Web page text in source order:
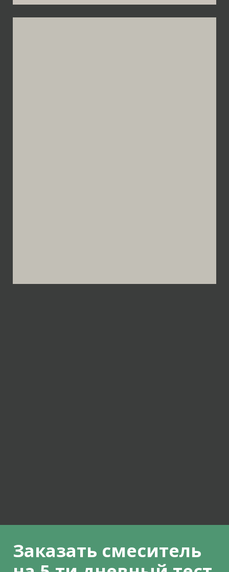
Заказать смеситель